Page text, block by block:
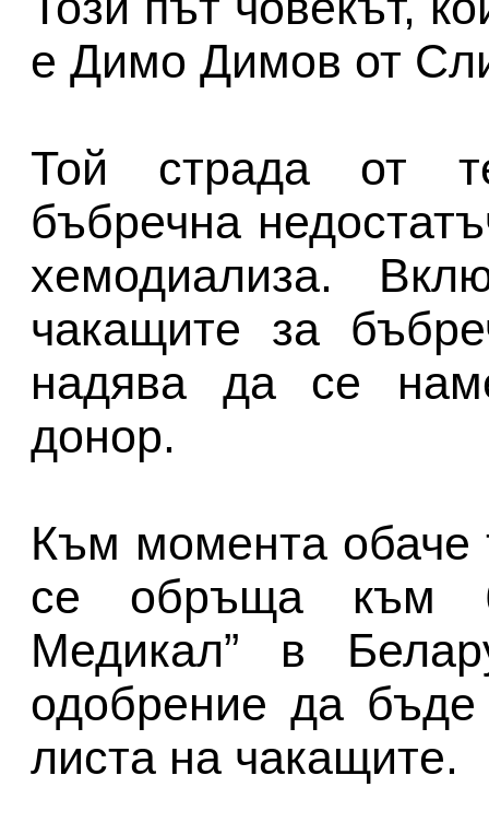
е Димо Димов от
Той страда от
бъбречна
хемодиализа.
чакащите за
надява да се
донор.
Към момента обаче
се обръща към
Медикал” в
одобрение да бъде
листа на чакащите.